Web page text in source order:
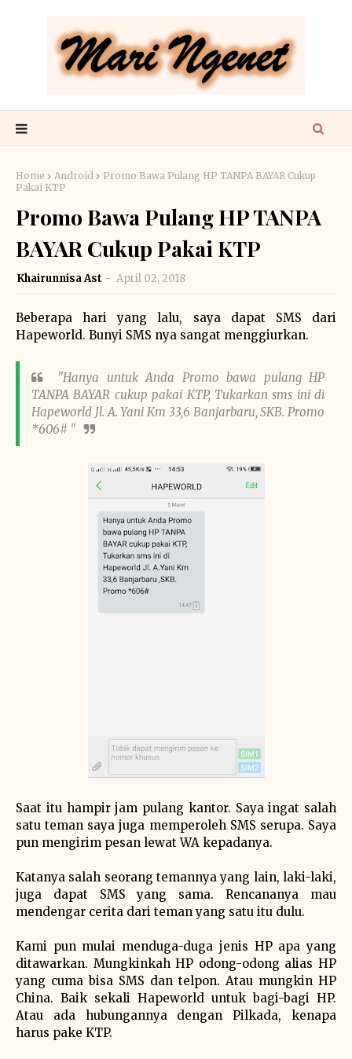
Home Android
Promo Bawa Pulang HP TANPA BAYAR Cukup
Pakai KTP
Promo Bawa Pulang HP TANPA
BAYAR Cukup Pakai KTP
Khairunnisa Ast April 02, 2018
Beberapa hari yang lalu, saya dapat SMS dari
Hapeworld. Bunyi SMS nya sangat menggiurkan.
"Hanya untuk Anda Promo bawa pulang HP
TANPA BAYAR cukup pakai KTP, Tukarkan sms ini di
Hapeworld Jl. A. Yani Km 33,6 Banjarbaru, SKB. Promo
*606# "
Saat itu hampir jam pulang kantor. Saya ingat salah
satu teman saya juga memperoleh SMS serupa. Saya
pun mengirim pesan lewat WA kepadanya.
Katanya salah seorang temannya yang lain, laki-laki,
juga dapat SMS yang sama. Rencananya mau
mendengar cerita dari teman yang satu itu dulu.
Kami pun mulai menduga-duga jenis HP apa yang
ditawarkan. Mungkinkah HP odong-odong alias HP
yang cuma bisa SMS dan telpon. Atau mungkin HP
China. Baik sekali Hapeworld untuk bagi-bagi HP.
Atau ada hubungannya dengan Pilkada, kenapa
harus pake KTP.